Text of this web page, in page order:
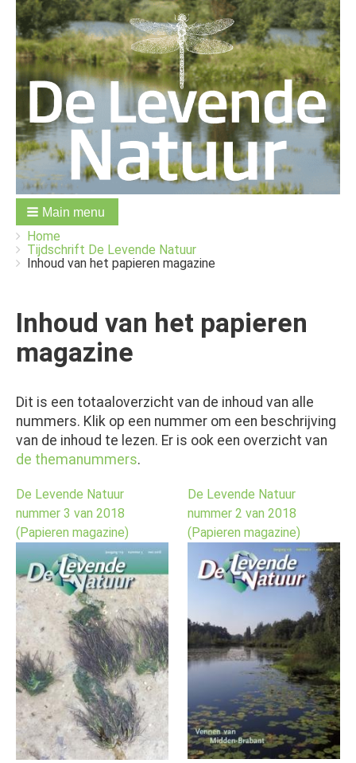
Main menu
Breadcrumbs
You
are
here:
Home
Tijdschrift De Levende Natuur
Inhoud van het papieren magazine
Inhoud van het papieren
magazine
Dit is een totaaloverzicht van de inhoud van alle
nummers. Klik op een nummer om een beschrijving
van de inhoud te lezen. Er is ook een overzicht van
de themanummers.
De Levende Natuur
nummer 3 van 2018
(Papieren magazine)
De Levende Natuur
nummer 2 van 2018
(Papieren magazine)